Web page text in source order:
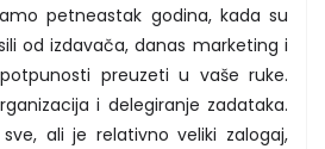
petneastak godina, kada su
od izdavača, danas marketing i
preuzeti u vaše ruke.
i delegiranje zadataka.
ali je relativno veliki zalogaj,